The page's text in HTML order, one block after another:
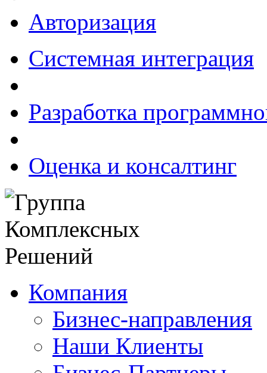
Авторизация
Системная интеграция
Разработка
Оценка и консалтинг
Компания
Бизнес-направления
Наши Клиенты